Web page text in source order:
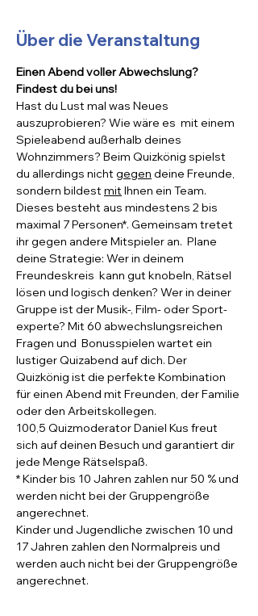
Über die Veranstaltung
Einen Abend voller Abwechslung?
Findest du bei uns!
Hast du Lust mal was Neues
auszuprobieren? Wie wäre es  mit einem
Spieleabend außerhalb deines
Wohnzimmers? Beim Quizkönig spielst
du allerdings nicht gegen deine Freunde,
sondern bildest mit Ihnen ein Team.
Dieses besteht aus mindestens 2 bis
maximal 7 Personen*. Gemeinsam tretet
ihr gegen andere Mitspieler an.  Plane
deine Strategie: Wer in deinem
Freundeskreis  kann gut knobeln, Rätsel
lösen und logisch denken? Wer in deiner
Gruppe ist der Musik-, Film- oder Sport-
experte? Mit 60 abwechslungsreichen
Fragen und  Bonusspielen wartet ein
lustiger Quizabend auf dich. Der
Quizkönig ist die perfekte Kombination
für einen Abend mit Freunden, der Familie
oder den Arbeitskollegen.
100,5 Quizmoderator Daniel Kus freut
sich auf deinen Besuch und garantiert dir
jede Menge Rätselspaß.
* Kinder bis 10 Jahren zahlen nur 50 % und
werden nicht bei der Gruppengröße
angerechnet.
Kinder und Jugendliche zwischen 10 und
17 Jahren zahlen den Normalpreis und
werden auch nicht bei der Gruppengröße
angerechnet.